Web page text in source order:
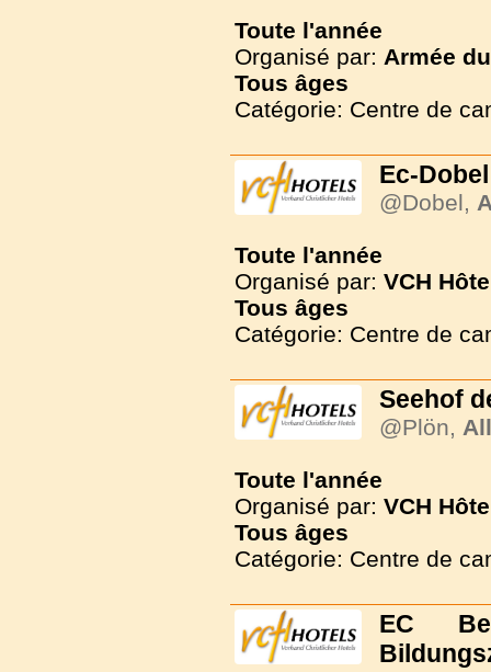
Toute l'année
Organisé par: Armée
Tous âges
Catégorie: Centre de
Ec-Dobel
@Dobel,
Toute l'année
Organisé par: VCH
Tous âges
Catégorie: Centre de
Seehof
@Plön,
Toute l'année
Organisé par: VCH
Tous âges
Catégorie: Centre de
EC